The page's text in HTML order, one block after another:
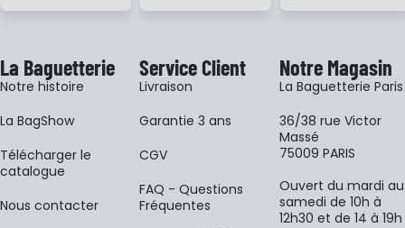
La Baguetterie
Notre histoire
La BagShow
​Télécharger le
catalogue
Nous contacter
Service Client
Livraison
Garantie 3 ans
CGV
FAQ - Questions
Fréquentes
Notre Magasin
La Baguetterie Paris
36/38 rue Victor
Massé
75009 PARIS
Ouvert du mardi au
samedi de 10h à
12h30 et de 14 à 19h